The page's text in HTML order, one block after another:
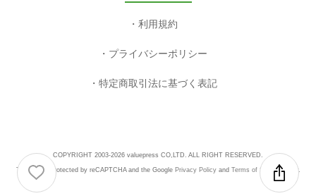
利用規約
プライバシーポリシー
特定商取引法に基づく表記
COPYRIGHT 2003-2026 valuepress CO,LTD. ALL RIGHT RESERVED.
This site is protected by reCAPTCHA and the Google Privacy Policyand Terms of Serviceapply.